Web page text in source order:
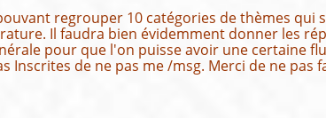
regrouper 10 catégories de thèmes qui
Il faudra bien évidemment donner les
pour que l'on puisse avoir une certaine
Inscrites de ne pas me /msg. Merci de ne pas